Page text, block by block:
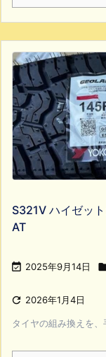
S321V ハイゼッ
AT
 2025年9月14日
 2026年1月4日
タイヤの組み換えを